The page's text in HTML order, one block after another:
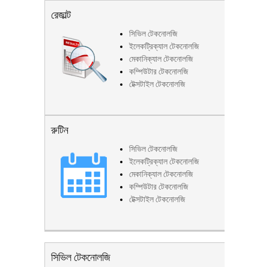
রেজাল্ট
সিভিল টেকনোলজি
ইলেকট্রিক্যাল টেকনোলজি
মেকানিক্যাল টেকনোলজি
কম্পিউটার টেকনোলজি
টেক্সটাইল টেকনোলজি
রুটিন
সিভিল টেকনোলজি
ইলেকট্রিক্যাল টেকনোলজি
মেকানিক্যাল টেকনোলজি
কম্পিউটার টেকনোলজি
টেক্সটাইল টেকনোলজি
সিভিল টেকনোলজি